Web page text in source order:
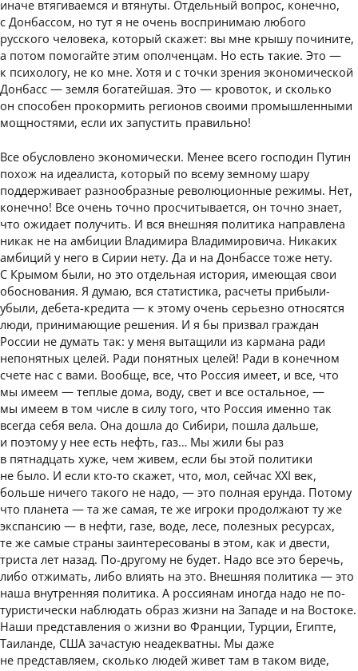
иначе втягиваемся и втянуты. Отдельный вопрос, конечно,
с Донбассом, но тут я не очень воспринимаю любого
русского человека, который скажет: вы мне крышу почините,
а потом помогайте этим ополченцам. Но есть такие. Это —
к психологу, не ко мне. Хотя и с точки зрения экономической
Донбасс — земля богатейшая. Это — кровоток, и сколько
он способен прокормить регионов своими промышленными
мощностями, если их запустить правильно!
Все обусловлено экономически. Менее всего господин Путин
похож на идеалиста, который по всему земному шару
поддерживает разнообразные революционные режимы. Нет,
конечно! Все очень точно просчитывается, он точно знает,
что ожидает получить. И вся внешняя политика направлена
никак не на амбиции Владимира Владимировича. Никаких
амбиций у него в Сирии нету. Да и на Донбассе тоже нету.
С Крымом были, но это отдельная история, имеющая свои
обоснования. Я думаю, вся статистика, расчеты прибыли-
убыли, дебета-кредита — к этому очень серьезно относятся
люди, принимающие решения. И я бы призвал граждан
России не думать так: у меня вытащили из кармана ради
непонятных целей. Ради понятных целей! Ради в конечном
счете нас с вами. Вообще, все, что Россия имеет, и все, что
мы имеем — теплые дома, воду, свет и все остальное, —
мы имеем в том числе в силу того, что Россия именно так
всегда себя вела. Она дошла до Сибири, пошла дальше,
и поэтому у нее есть нефть, газ… Мы жили бы раз
в пятнадцать хуже, чем живем, если бы этой политики
не было. И если кто-то скажет, что, мол, сейчас XXI век,
больше ничего такого не надо, — это полная ерунда. Потому
что планета — та же самая, те же игроки продолжают ту же
экспансию — в нефти, газе, воде, лесе, полезных ресурсах,
те же самые страны заинтересованы в этом, как и двести,
триста лет назад. По-другому не будет. Надо все это беречь,
либо отжимать, либо влиять на это. Внешняя политика — это
наша внутренняя политика. А россиянам иногда надо не по-
туристически наблюдать образ жизни на Западе и на Востоке.
Наши представления о жизни во Франции, Турции, Египте,
Таиланде, США зачастую неадекватны. Мы даже
не представляем, сколько людей живет там в таком виде,